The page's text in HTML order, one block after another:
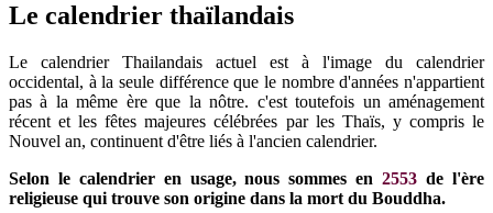
Le calendrier thaïlandais
Le calendrier Thailandais actuel est à l'image du calendrier
occidental, à la seule différence que le nombre d'années n'appartient
pas à la même ère que la nôtre. c'est toutefois un aménagement
récent et les fêtes majeures célébrées par les Thaïs, y compris le
Nouvel an, continuent d'être liés à l'ancien calendrier.
Selon le calendrier en usage, nous sommes en2553 de l'ère
religieuse qui trouve son origine dans la mort du Bouddha.